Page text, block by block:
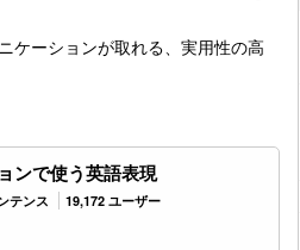
ケーションが取れる、実用性の高
ンで使う英語表現
テンス
19,172 ユーザー